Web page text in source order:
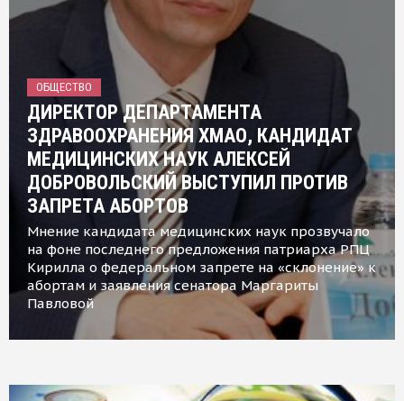
ОБЩЕСТВО
ДИРЕКТОР ДЕПАРТАМЕНТА
ЗДРАВООХРАНЕНИЯ ХМАО, КАНДИДАТ
МЕДИЦИНСКИХ НАУК АЛЕКСЕЙ
ДОБРОВОЛЬСКИЙ ВЫСТУПИЛ ПРОТИВ
ЗАПРЕТА АБОРТОВ
Мнение кандидата медицинских наук прозвучало
на фоне последнего предложения патриарха РПЦ
Кирилла о федеральном запрете на «склонение» к
абортам и заявления сенатора Маргариты
Павловой